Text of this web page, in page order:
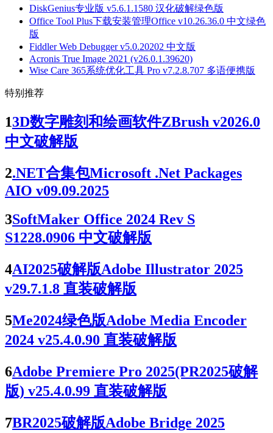
DiskGenius专业版 v5.6.1.1580 汉化破解绿色版
Office Tool Plus下载安装管理Office v10.26.36.0 中文绿色
版
Fiddler Web Debugger v5.0.20202 中文版
Acronis True Image 2021 (v26.0.1.39620)
Wise Care 365系统优化工具 Pro v7.2.8.707 多语便携版
特别推荐
13D数字雕刻和绘画软件ZBrush v2026.0
中文破解版
2.NET合集包Microsoft .Net Packages
AIO v09.09.2025
3SoftMaker Office 2024 Rev S
S1228.0906 中文破解版
4AI2025破解版Adobe Illustrator 2025
v29.7.1.8 直装破解版
5Me2024绿色版Adobe Media Encoder
2024 v25.4.0.90 直装破解版
6Adobe Premiere Pro 2025(PR2025破解
版) v25.4.0.99 直装破解版
7BR2025破解版Adobe Bridge 2025